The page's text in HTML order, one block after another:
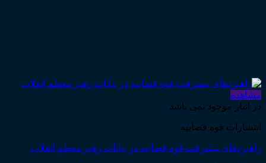
مشاهده
در انبار موجود نمی باشد
انتشارات قوه قضاییه
راهبردهای پیشرفت قوه قضاییه در بیانات رهبر معظم انقلاب